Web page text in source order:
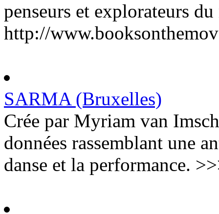
penseurs et explorateurs
http://
SARMA (Bruxelles)
Crée par Myriam van
données rassemblant une
danse et la performance.